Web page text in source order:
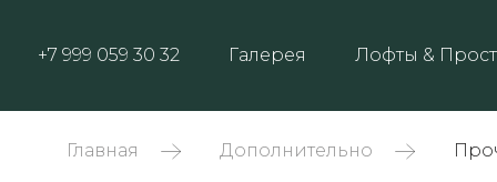
+7 999 059 30 32 Галерея Лофты &
Главная Дополнительно